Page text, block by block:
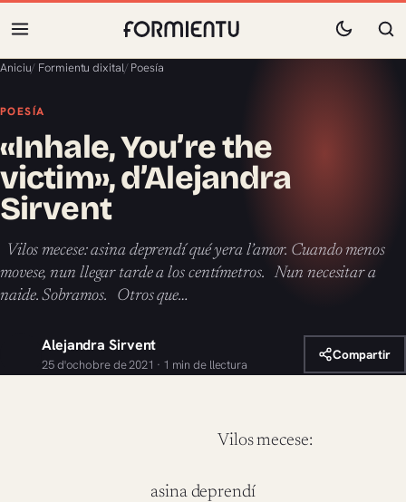
Aniciu/ Formientu dixital/ Poesía
POESÍA
«Inhale, You’re the
victim», d’Alejandra
Sirvent
Vilos mecese: asina deprendí qué yera l’amor. Cuando menos
movese, nun llegar tarde a los centímetros. Nun necesitar a
naide. Sobramos. Otros que…
Alejandra Sirvent
25 d'ochobre de 2021 · 1 min de llectura
Compartir
Vilos mecese:
asina deprendí